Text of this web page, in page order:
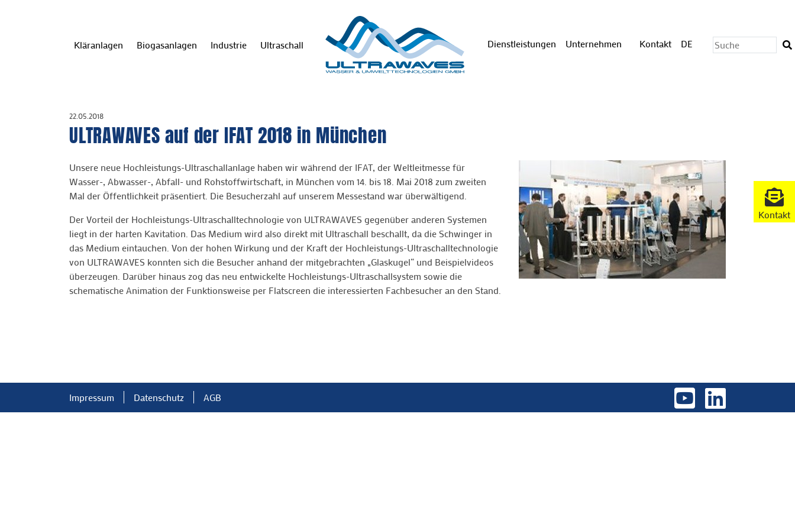
Kontakt
Kläranlagen Biogasanlagen Industrie Ultraschall Dienstleistungen Unternehmen Kontakt DE
22.05.2018
ULTRAWAVES auf der IFAT 2018 in München
Unsere neue Hochleistungs-Ultraschallanlage haben wir während der IFAT, der Weltleitmesse für
Wasser-, Abwasser-, Abfall- und Rohstoffwirtschaft, in München vom 14. bis 18. Mai 2018 zum zweiten
Mal der Öffentlichkeit präsentiert. Die Besucherzahl auf unserem Messestand war überwältigend.
Der Vorteil der Hochleistungs-Ultraschalltechnologie von ULTRAWAVES gegenüber anderen Systemen
liegt in der harten Kavitation. Das Medium wird also direkt mit Ultraschall beschallt, da die Schwinger in
das Medium eintauchen. Von der hohen Wirkung und der Kraft der Hochleistungs-Ultraschalltechnologie
von ULTRAWAVES konnten sich die Besucher anhand der mitgebrachten „Glaskugel“ und Beispielvideos
überzeugen. Darüber hinaus zog das neu entwickelte Hochleistungs-Ultraschallsystem sowie die
schematische Animation der Funktionsweise per Flatscreen die interessierten Fachbesucher an den Stand.
Impressum Datenschutz AGB